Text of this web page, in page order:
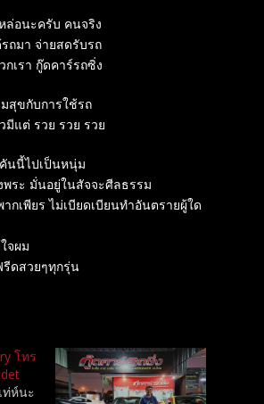
ล่อนะครับ คนจริง
รถมา จ่ายสดรับรถ
เรา กู๊ดคาร์รถซิ่ง
สุขกับการใช้รถ
แต่ รวย รวย รวย
นนี้ไปเป็นหนุ่ม
พระ มั่นอยู่ในสัจจะศีลธรรม
กเพียร ไม่เบียดเบียนทำอันตรายผู้ใด
จผม
ดสวยๆทุกรุ่น
โทร
ท่ห์นะ